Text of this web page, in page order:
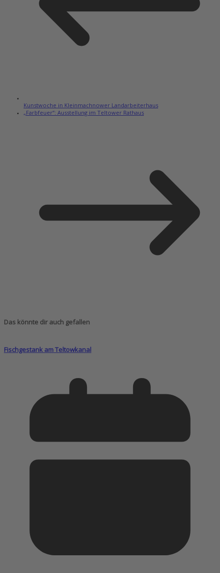
Kunstwoche in Kleinmachnower Landarbeiterhaus
„Farbfeuer“: Ausstellung im Teltower Rathaus
Das könnte dir auch gefallen
Fischgestank am Teltowkanal